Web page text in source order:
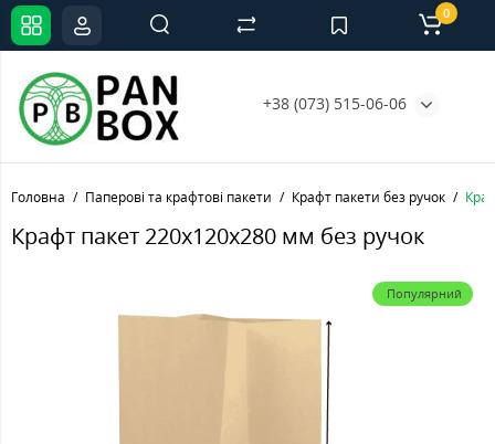
+38 (073) 515-06-06
0
Головна Паперові та крафтові пакети Крафт пакети без ручок
Крафт пакет 220х120х280 мм без ручок
Популярний